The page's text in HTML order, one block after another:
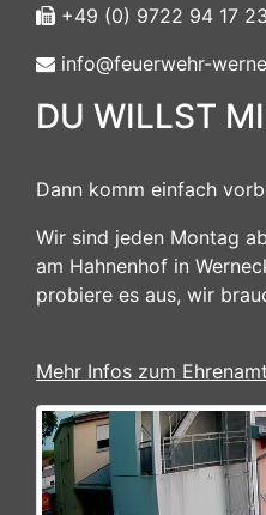
+49 (0) 9722 94 17 23
info@feuerwehr-
DU WILLST
Dann komm einfach
Wir sind jeden Montag
am Hahnenhof in
probiere es aus, wir
Mehr Infos zum